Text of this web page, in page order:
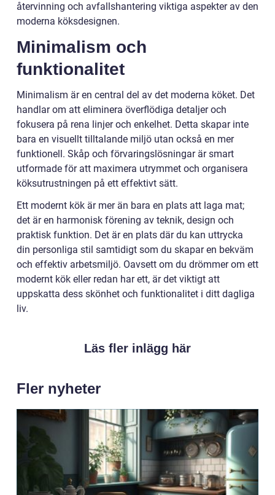
återvinning och avfallshantering viktiga aspekter av den
moderna köksdesignen.
Minimalism och
funktionalitet
Minimalism är en central del av det moderna köket. Det
handlar om att eliminera överflödiga detaljer och
fokusera på rena linjer och enkelhet. Detta skapar inte
bara en visuellt tilltalande miljö utan också en mer
funktionell. Skåp och förvaringslösningar är smart
utformade för att maximera utrymmet och organisera
köksutrustningen på ett effektivt sätt.
Ett modernt kök är mer än bara en plats att laga mat;
det är en harmonisk förening av teknik, design och
praktisk funktion. Det är en plats där du kan uttrycka
din personliga stil samtidigt som du skapar en bekväm
och effektiv arbetsmiljö. Oavsett om du drömmer om ett
modernt kök eller redan har ett, är det viktigt att
uppskatta dess skönhet och funktionalitet i ditt dagliga
liv.
Läs fler inlägg här
Fler nyheter